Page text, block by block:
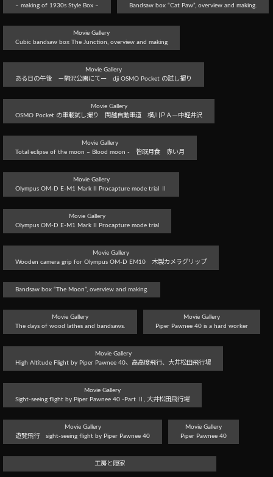
– making of 1930s Style Box –
Bandsaw box “Cat Paw”, overview and making.
Movie Gallery
Cubic bandsaw box The Junction, overview and making
Movie Gallery
ある日の午後 －駒沢公園にてー dji OSMO Pocket の試し撮り
Movie Gallery
OSMO Pocket の車載試し撮り 関越自動車道 横川ＰＡー中軽井沢
Movie Gallery
Total eclipse of the moon – Blood moon - 皆既月食 赤い月
Movie Gallery
Olympus OM-D E-M1 Mark II Procapture mode trial Ⅱ
Movie Gallery
Olympus OM-D E-M1 Mark II Procapture mode trial
Movie Gallery
Wooden camera grip for Olympus OM-D EM10 木製カメラグリップ
Bandsaw box “The Moon”, overview and making.
Movie Gallery
The days of wood lathes and bandsaws.
Movie Gallery
Piper Pawnee 40 is a hard worker
Movie Gallery
High Altitude Flight by Piper Pawnee 40、高高度飛行、大井松田飛行場
Movie Gallery
Sight-seeing flight by Piper Pawnee 40 -Part Ⅱ, 大井松田飛行場
Movie Gallery
遊覧飛行 sight-seeing flight by Piper Pawnee 40
Movie Gallery
Piper Pawnee 40
工房と隠家